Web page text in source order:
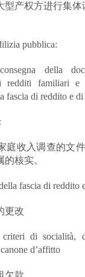
产权方进行集体
pubblica:
della
redditi familiari
fascia di reddito e di
庭收入调查的文
核实。
fascia di reddito
更改
criteri di socialità,
d’affitto
欠款